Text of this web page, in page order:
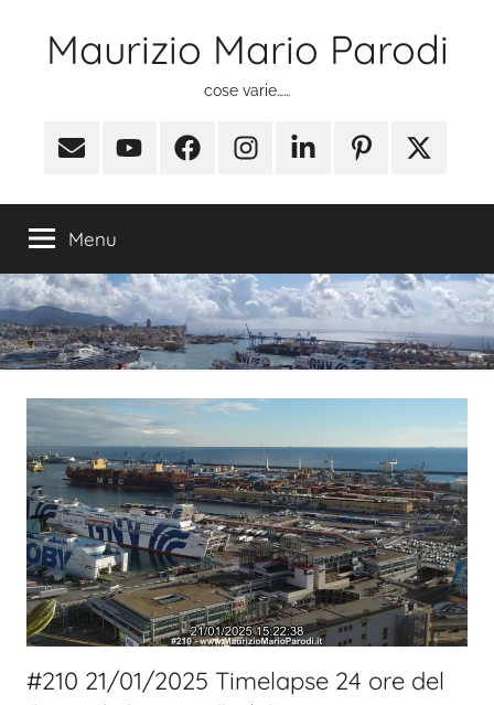
Maurizio Mario Parodi
cose varie……
Email YoutubeFacebookInstagramLinkedinPinterest
X
Twitter)
Menu
#210 21/01/2025 Timelapse 24 ore del